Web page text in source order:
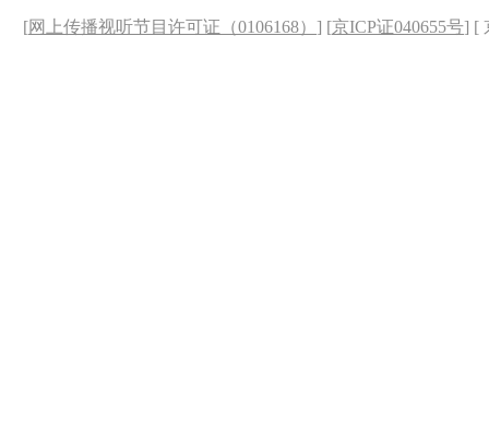
[网上传播视听节目许可证（0106168） ] [京ICP证040655号] [